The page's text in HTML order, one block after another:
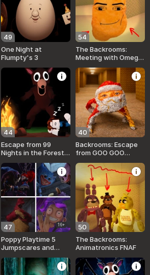
49
One Night at
Flumpty's 3
54
The Backrooms:
Meeting with Omega
Nugget
44
Escape from 99
Nights in the Forest:
40
Backrooms: Escape
from GOO GOO
47 16+
Poppy Playtime 5
Jumpscares and
Mini-Games
50
The Backrooms:
Animatronics FNAF